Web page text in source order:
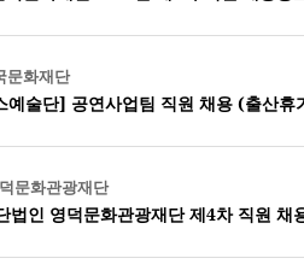
문화재단
예술단] 공연사업팀 직원 채용 (출산휴
문화관광재단
법인 영덕문화관광재단 제4차 직원 채